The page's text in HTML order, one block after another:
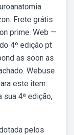
Frete grátis
prime. Web —
4º edição pt
as soon as
Webuse
este item:
sua 4ª edição,
pelos